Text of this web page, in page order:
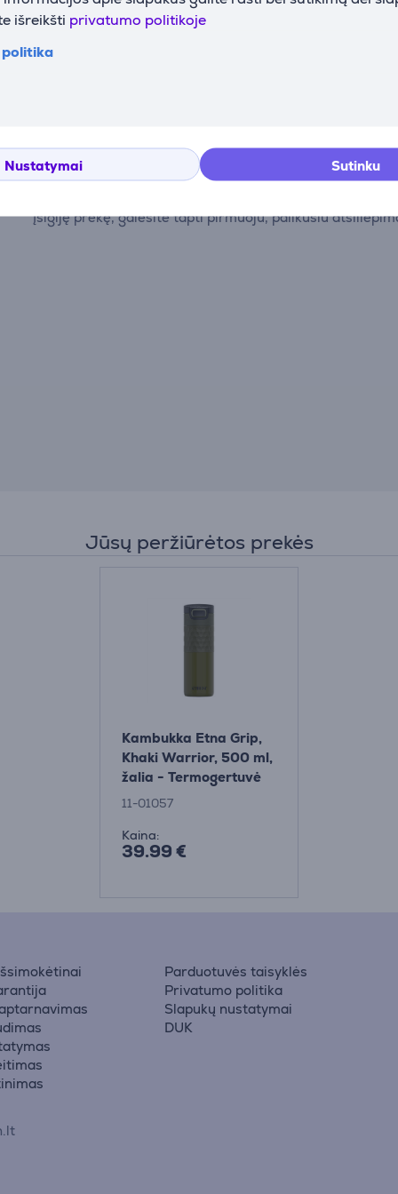
išreikšti privatumo politikoje
politika
Nustatymai Sutinku
Įsigiję prekę, galėsite tapti pirmuoju, palikusiu
Jūsų peržiūrėtos prekės
Kambukka Etna Grip,
Khaki Warrior, 500 ml,
žalia - Termogertuvė
11-01057
Kaina:
39.99 €
Parduotuvės taisyklės
Privatumo politika
Slapukų nustatymai
DUK